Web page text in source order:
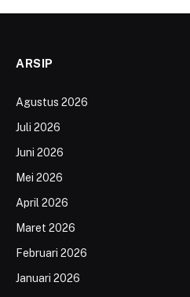
ARSIP
Agustus 2026
Juli 2026
Juni 2026
Mei 2026
April 2026
Maret 2026
Februari 2026
Januari 2026